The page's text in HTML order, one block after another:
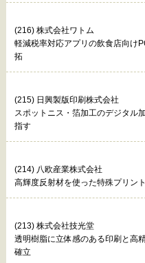
(216) 株式会社ワトム
軽減税率対応アプリの飲食店向け
拓
(215) 日興製版印刷株式会社
スポットニス・箔加工のデジタル
指す
(214) 八欧産業株式会社
高輝度反射材を使った特殊プリン
(213) 株式会社技光堂
透明樹脂に立体感のある印刷と高
確立